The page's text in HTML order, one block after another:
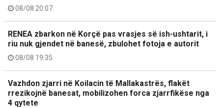
08/08 20:07
RENEA zbarkon në Korçë pas vrasjes së ish-ushtarit, i
riu nuk gjendet në banesë, zbulohet fotoja e autorit
08/08 19:35
Vazhdon zjarri në Koilacin të Mallakastrës, flakët
rrezikojnë banesat, mobilizohen forca zjarrfikëse nga
4 qytete